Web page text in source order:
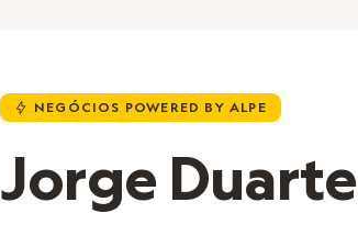
u NEGÓCIOS POWERED BY ALPE
Jorge Duarte